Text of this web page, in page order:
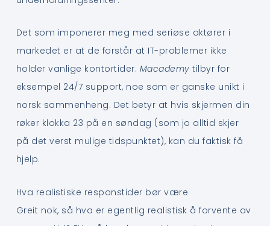
Det som imponerer meg med seriøse aktører i
markedet er at de forstår at IT-problemer ikke
holder vanlige kontortider. Macademy tilbyr for
eksempel 24/7 support, noe som er ganske unikt i
norsk sammenheng. Det betyr at hvis skjermen din
røker klokka 23 på en søndag (som jo alltid skjer
på det verst mulige tidspunktet), kan du faktisk få
hjelp.
Hva realistiske responstider bør være
Greit nok, så hva er egentlig realistisk å forvente av